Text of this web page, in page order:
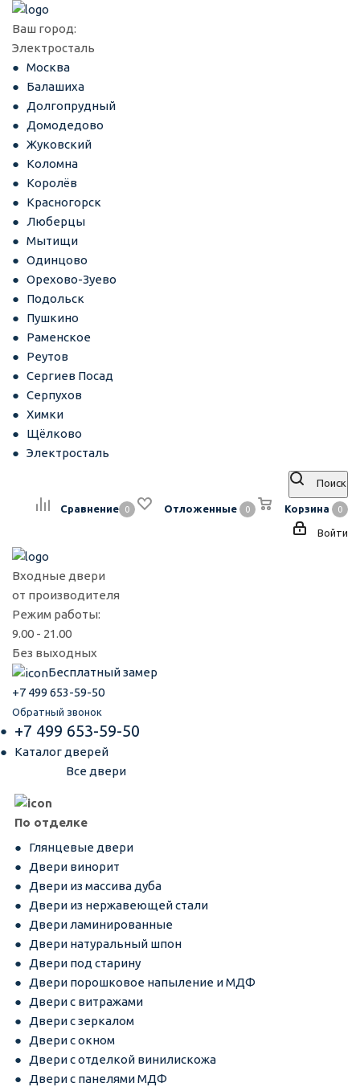
Ваш город:
Электросталь
Москва
Балашиха
Долгопрудный
Домодедово
Жуковский
Коломна
Королёв
Красногорск
Люберцы
Мытищи
Одинцово
Орехово-Зуево
Подольск
Пушкино
Раменское
Реутов
Сергиев Посад
Серпухов
Химки
Щёлково
Электросталь
Поиск
Сравнение 0 Отложенные 0 Корзина 0
Войти
Входные двери
от производителя
Режим работы:
9.00 - 21.00
Без выходных
Бесплатный замер
+7 499 653-59-50
Обратный звонок
+7 499 653-59-50
Каталог дверей
Все двери
По отделке
Глянцевые двери
Двери винорит
Двери из массива дуба
Двери из нержавеющей стали
Двери ламинированные
Двери натуральный шпон
Двери под старину
Двери порошковое напыление и МДФ
Двери с витражами
Двери с зеркалом
Двери с окном
Двери с отделкой винилискожа
Двери с панелями МДФ